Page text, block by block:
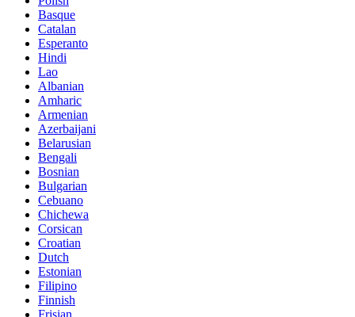
Basque
Catalan
Esperanto
Hindi
Lao
Albanian
Amharic
Armenian
Azerbaijani
Belarusian
Bengali
Bosnian
Bulgarian
Cebuano
Chichewa
Corsican
Croatian
Dutch
Estonian
Filipino
Finnish
Frisian